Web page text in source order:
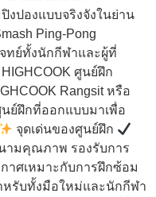
ปองแบบจริงจังในย่าน
Ping-Pong
ทย์ทั้งนักกีฬาและผู้ที่
ศูนย์ฝึก
Rangsit หรือ
นย์ฝึกที่ออกแบบมาเพื่อ
จุดเด่นของศูนย์ฝึก
ามคุณภาพ รองรับการ
าศเหมาะกับการฝึกซ้อม
รับทั้งมือใหม่และนักกีฬา